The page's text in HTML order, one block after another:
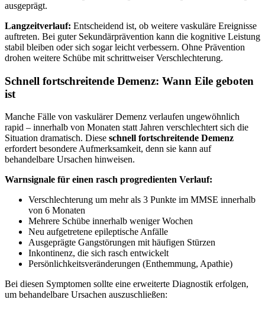
ausgeprägt.
Langzeitverlauf: Entscheidend ist, ob weitere vaskuläre Ereignisse
auftreten. Bei guter Sekundärprävention kann die kognitive Leistung
stabil bleiben oder sich sogar leicht verbessern. Ohne Prävention
drohen weitere Schübe mit schrittweiser Verschlechterung.
Schnell fortschreitende Demenz: Wann Eile geboten
ist
Manche Fälle von vaskulärer Demenz verlaufen ungewöhnlich
rapid – innerhalb von Monaten statt Jahren verschlechtert sich die
Situation dramatisch. Diese schnell fortschreitende Demenz
erfordert besondere Aufmerksamkeit, denn sie kann auf
behandelbare Ursachen hinweisen.
Warnsignale für einen rasch progredienten Verlauf:
Verschlechterung um mehr als 3 Punkte im MMSE innerhalb
von 6 Monaten
Mehrere Schübe innerhalb weniger Wochen
Neu aufgetretene epileptische Anfälle
Ausgeprägte Gangstörungen mit häufigen Stürzen
Inkontinenz, die sich rasch entwickelt
Persönlichkeitsveränderungen (Enthemmung, Apathie)
Bei diesen Symptomen sollte eine erweiterte Diagnostik erfolgen,
um behandelbare Ursachen auszuschließen: